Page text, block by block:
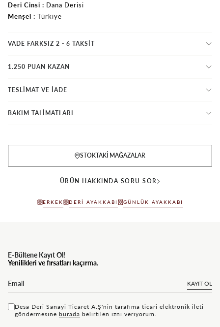
Deri Cinsi
Dana Derisi
Menşei
Türkiye
VADE FARKSIZ 2 - 6 TAKSIT
1.250 PUAN KAZAN
TESLİMAT VE İADE
BAKIM TALİMATLARI
STOKTAKI MAĞAZALAR
ÜRÜN HAKKINDA SORU SOR
ERKEK DERI AYAKKABI GÜNLÜK AYAKKABI
E-Bültene Kayıt Ol!
Yenilikleri ve fırsatları kaçırma.
KAYIT OL
Desa Deri Sanayi Ticaret A.Ş'nin tarafıma ticari elektronik ileti
göndermesine bu rada belirtilen izni veriyorum.